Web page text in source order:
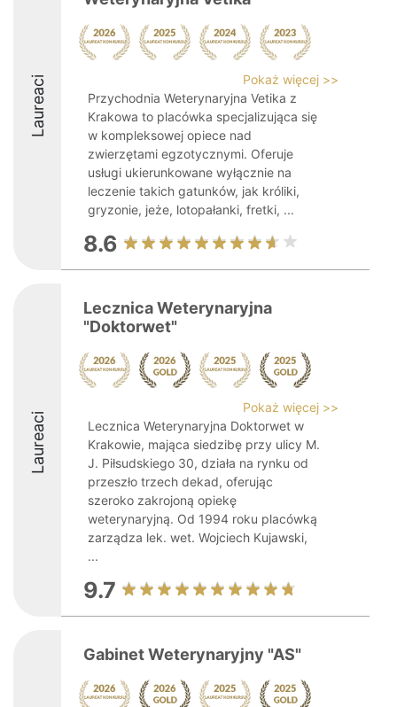
Laureaci
Pokaż więcej >>
Przychodnia Weterynaryjna Vetika z
Krakowa to placówka specjalizująca się
w kompleksowej opiece nad
zwierzętami egzotycznymi. Oferuje
usługi ukierunkowane wyłącznie na
leczenie takich gatunków, jak króliki,
gryzonie, jeże, lotopałanki, fretki, ...
8.6
Laureaci
Lecznica Weterynaryjna
"Doktorwet"
Pokaż więcej >>
Lecznica Weterynaryjna Doktorwet w
Krakowie, mająca siedzibę przy ulicy M.
J. Piłsudskiego 30, działa na rynku od
przeszło trzech dekad, oferując
szeroko zakrojoną opiekę
weterynaryjną. Od 1994 roku placówką
zarządza lek. wet. Wojciech Kujawski,
...
9.7
Gabinet Weterynaryjny "AS"